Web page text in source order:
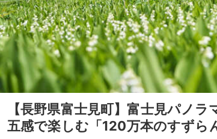
【長野県富士見町】富士見パノ
五感で楽しむ「120万本のすずら